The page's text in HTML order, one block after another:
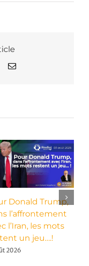
WhatsApp
Email
Donald Trump,
l’affrontement
l’Iran, les mots
un jeu….!
2026